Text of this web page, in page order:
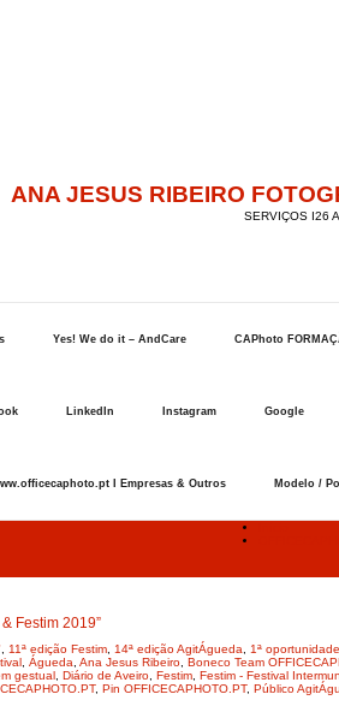
ANA JESUS RIBEIRO
SERVIÇOS I26
Yes! We do it – AndCare CAPhoto
LinkedIn Instagram Google
I Empresas & Outros Modelo /
Festim 2019”
11ª edição Festim 14ª edição AgitÁgueda
1ª
Águeda Ana Jesus Ribeiro Boneco Team
gestual Diário de Aveiro Festim Festim - Festival
, Pin OFFICECAPHOTO.PT, Público